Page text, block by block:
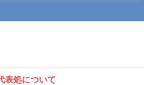
表処について